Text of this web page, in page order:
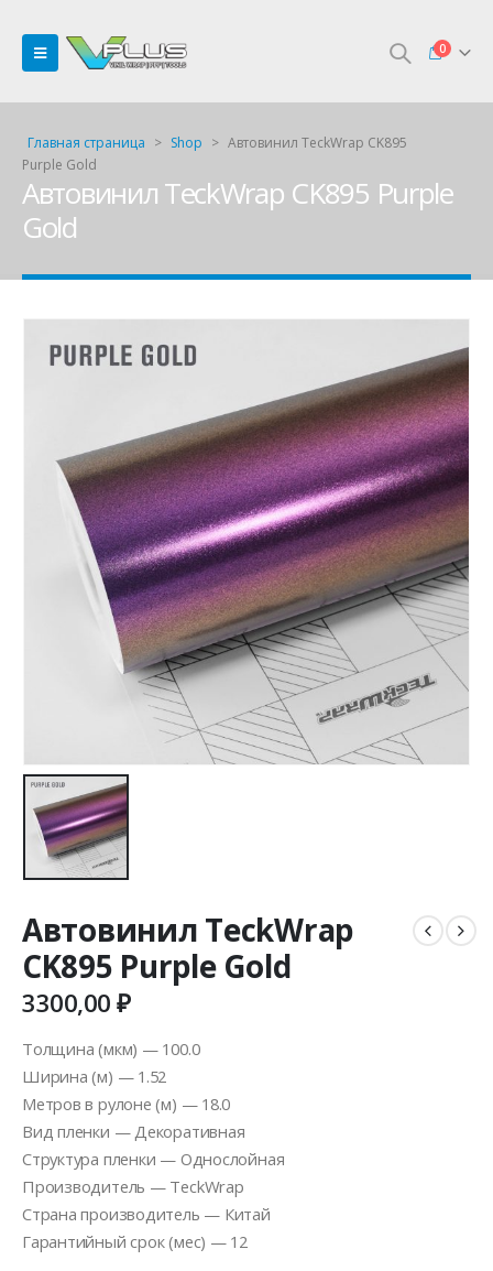
0
Главная страница > Shop > Автовинил TeckWrap CK895
Purple Gold
Автовинил TeckWrap CK895 Purple
Gold
Автовинил TeckWrap
CK895 Purple Gold
3300,00₽
Толщина (мкм) — 100.0
Ширина (м) — 1.52
Метров в рулоне (м) — 18.0
Вид пленки — Декоративная
Структура пленки — Однослойная
Производитель — TeckWrap
Страна производитель — Китай
Гарантийный срок (мес) — 12